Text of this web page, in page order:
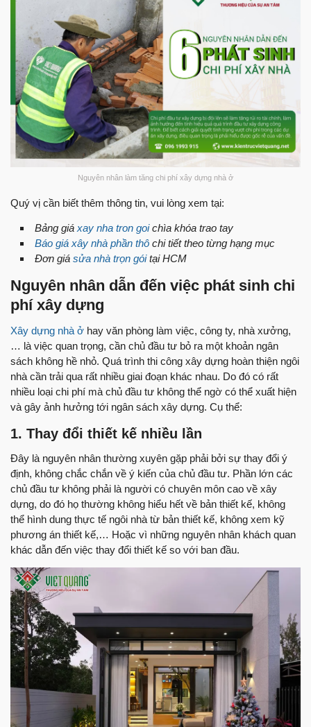
Nguyên nhân làm tăng chi phí xây dựng nhà ở
Quý vị cần biết thêm thông tin, vui lòng xem tại:
Bảng giá xay nha tron goichìa khóa trao tay
Báo giá xây nhà phần thô chi tiết theo từng hạng mục
Đơn giá sửa nhà trọn góitại HCM
Nguyên nhân dẫn đến việc phát sinh chi
phí xây dựng
Xây dựng nhà ở hay văn phòng làm việc, công ty, nhà xưởng,
… là việc quan trọng, cần chủ đầu tư bỏ ra một khoản ngân
sách không hề nhỏ. Quá trình thi công xây dựng hoàn thiện ngôi
nhà cần trải qua rất nhiều giai đoạn khác nhau. Do đó có rất
nhiều loại chi phí mà chủ đầu tư không thể ngờ có thể xuất hiện
và gây ảnh hưởng tới ngân sách xây dựng. Cụ thể:
1. Thay đổi thiết kế nhiều lần
Đây là nguyên nhân thường xuyên gặp phải bởi sự thay đổi ý
định, không chắc chắn về ý kiến của chủ đầu tư. Phần lớn các
chủ đầu tư không phải là người có chuyên môn cao về xây
dựng, do đó họ thường không hiểu hết về bản thiết kế, không
thể hình dung thực tế ngôi nhà từ bản thiết kế, không xem kỹ
phương án thiết kế,… Hoặc vì những nguyên nhân khách quan
khác dẫn đến việc thay đổi thiết kế so với ban đầu.